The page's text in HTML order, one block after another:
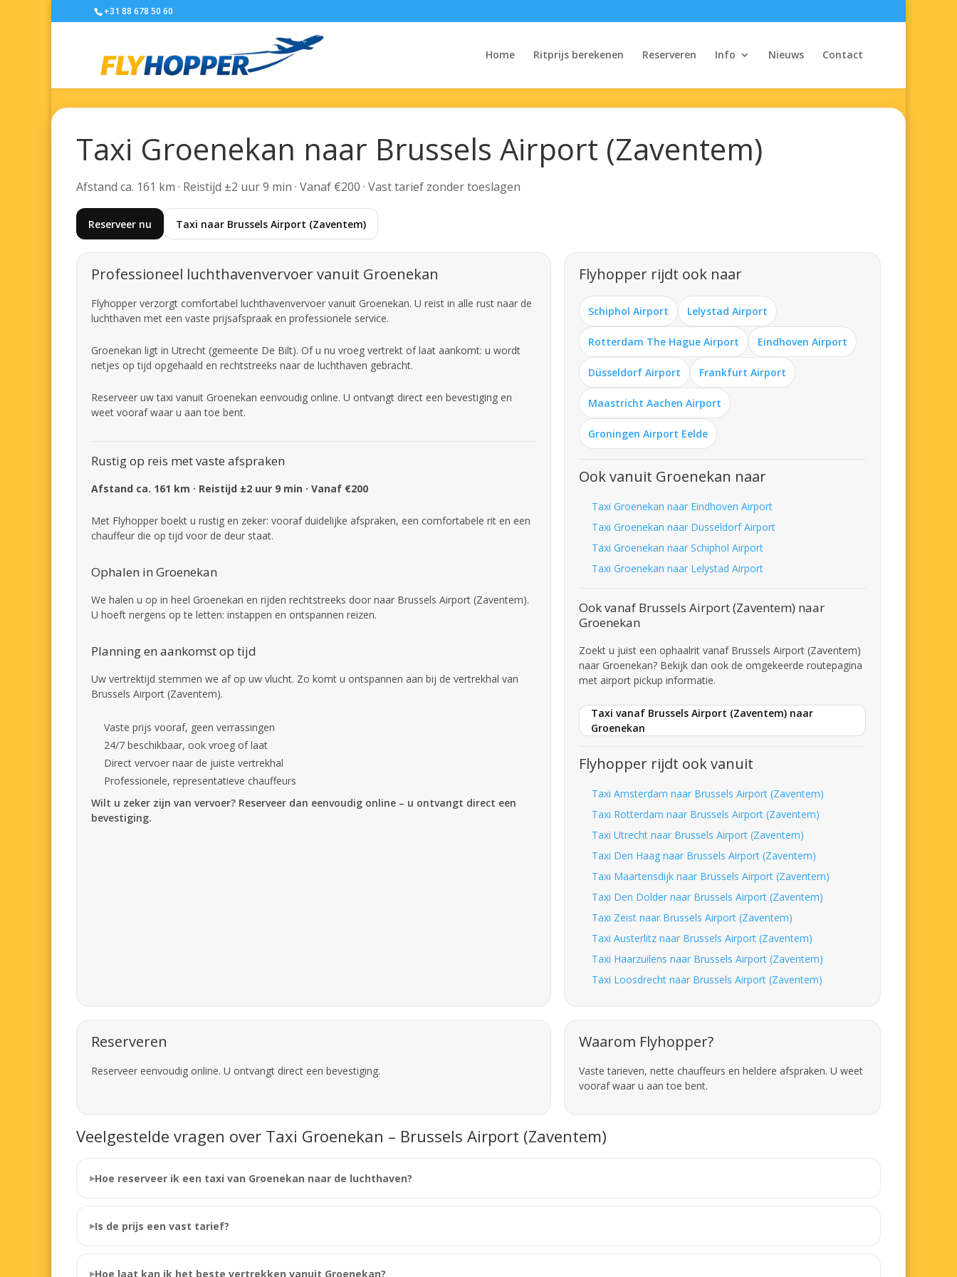
+31 88 678 50 60
Home Ritprijs berekenen Reserveren Info Nieuws Contact
Taxi Groenekan naar Brussels Airport (Zaventem)
Afstand ca. 161 km · Reistijd ±2 uur 9 min · Vanaf €200 · Vast tarief zonder toeslagen
Reserveer nu Taxi naar Brussels Airport (Zaventem)
Professioneel luchthavenvervoer vanuit Groenekan
Flyhopper verzorgt comfortabel luchthavenvervoer vanuit Groenekan. U reist in alle rust naar de
luchthaven met een vaste prijsafspraak en professionele service.
Groenekan ligt in Utrecht (gemeente De Bilt). Of u nu vroeg vertrekt of laat aankomt: u wordt
netjes op tijd opgehaald en rechtstreeks naar de luchthaven gebracht.
Reserveer uw taxi vanuit Groenekan eenvoudig online. U ontvangt direct een bevestiging en
weet vooraf waar u aan toe bent.
Rustig op reis met vaste afspraken
Afstand ca. 161 km · Reistijd ±2 uur 9 min · Vanaf €200
Met Flyhopper boekt u rustig en zeker: vooraf duidelijke afspraken, een comfortabele rit en een
chauffeur die op tijd voor de deur staat.
Ophalen in Groenekan
We halen u op in heel Groenekan en rijden rechtstreeks door naar Brussels Airport (Zaventem).
U hoeft nergens op te letten: instappen en ontspannen reizen.
Planning en aankomst op tijd
Uw vertrektijd stemmen we af op uw vlucht. Zo komt u ontspannen aan bij de vertrekhal van
Brussels Airport (Zaventem).
Vaste prijs vooraf, geen verrassingen
24/7 beschikbaar, ook vroeg of laat
Direct vervoer naar de juiste vertrekhal
Professionele, representatieve chauffeurs
Wilt u zeker zijn van vervoer? Reserveer dan eenvoudig online – u ontvangt direct een
bevestiging.
Flyhopper rijdt ook naar
Schiphol Airport Lelystad Airport
Rotterdam The Hague Airport Eindhoven Airport
Düsseldorf Airport Frankfurt Airport
Maastricht Aachen Airport
Groningen Airport Eelde
Ook vanuit Groenekan naar
Taxi Groenekan naar Eindhoven Airport
Taxi Groenekan naar Düsseldorf Airport
Taxi Groenekan naar Schiphol Airport
Taxi Groenekan naar Lelystad Airport
Ook vanaf Brussels Airport (Zaventem) naar
Groenekan
Zoekt u juist een ophaalrit vanaf Brussels Airport (Zaventem)
naar Groenekan? Bekijk dan ook de omgekeerde routepagina
met airport pickup informatie.
Taxi vanaf Brussels Airport (Zaventem) naar
Groenekan
Flyhopper rijdt ook vanuit
Taxi Amsterdam naar Brussels Airport (Zaventem)
Taxi Rotterdam naar Brussels Airport (Zaventem)
Taxi Utrecht naar Brussels Airport (Zaventem)
Taxi Den Haag naar Brussels Airport (Zaventem)
Taxi Maartensdijk naar Brussels Airport (Zaventem)
Taxi Den Dolder naar Brussels Airport (Zaventem)
Taxi Zeist naar Brussels Airport (Zaventem)
Taxi Austerlitz naar Brussels Airport (Zaventem)
Taxi Haarzuilens naar Brussels Airport (Zaventem)
Taxi Loosdrecht naar Brussels Airport (Zaventem)
Reserveren
Reserveer eenvoudig online. U ontvangt direct een bevestiging.
Waarom Flyhopper?
Vaste tarieven, nette chauffeurs en heldere afspraken. U weet
vooraf waar u aan toe bent.
Veelgestelde vragen over Taxi Groenekan – Brussels Airport (Zaventem)
Hoe reserveer ik een taxi van Groenekan naar de luchthaven?
Is de prijs een vast tarief?
Hoe laat kan ik het beste vertrekken vanuit Groenekan?